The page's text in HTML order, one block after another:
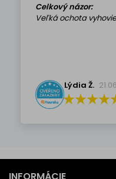
Celkový názor:
Veľká ochota
Lýdia Ž.
INFORMÁCIE